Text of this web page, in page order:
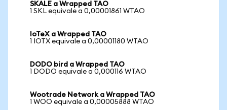
SKALE a Wrapped TAO
1 SKL equivale a 0,00001861 WTAO
IoTeX a Wrapped TAO
1 IOTX equivale a 0,00001180 WTAO
DODO bird a Wrapped TAO
1 DODO equivale a 0,000116 WTAO
Wootrade Network a Wrapped TAO
1 WOO equivale a 0,00005888 WTAO